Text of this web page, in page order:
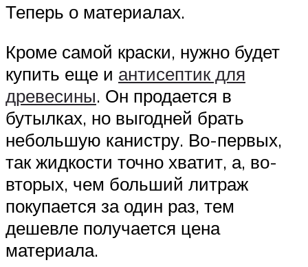
Теперь о материалах.
Кроме самой краски, нужно будет
купить еще и антисептик для
древесины. Он продается в
бутылках, но выгодней брать
небольшую канистру. Во-первых,
так жидкости точно хватит, а, во-
вторых, чем больший литраж
покупается за один раз, тем
дешевле получается цена
материала.